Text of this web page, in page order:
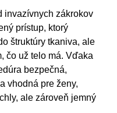
invazívnych zákrokov
prístup, ktorý
štruktúry tkaniva, ale
čo už telo má. Vďaka
bezpečná,
vhodná pre ženy,
ale zároveň jemný